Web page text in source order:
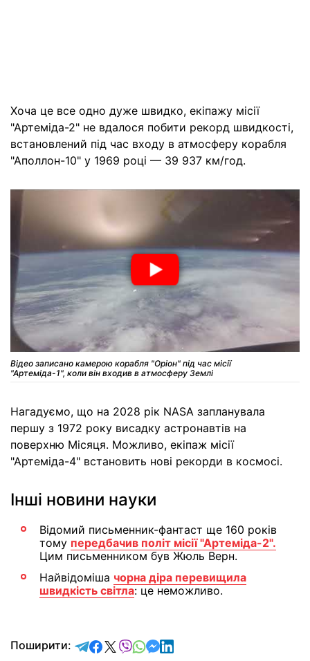
Хоча це все одно дуже швидко, екіпажу місії
"Артеміда-2" не вдалося побити рекорд швидкості,
встановлений під час входу в атмосферу корабля
"Аполлон-10" у 1969 році — 39 937 км/год.
Відео записано камерою корабля "Оріон" під час місії
"Артеміда-1", коли він входив в атмосферу Землі
Нагадуємо, що на 2028 рік NASA запланувала
першу з 1972 року висадку астронавтів на
поверхню Місяця. Можливо, екіпаж місії
"Артеміда-4" встановить нові рекорди в космосі.
Інші новини науки
Відомий письменник-фантаст ще 160 років
тому передбачив політ місії "Артеміда-2".
Цим письменником був Жюль Верн.
Найвідоміша чорна діра перевищила
швидкість світла: це неможливо.
Поширити: відправити у Telegram
поділитись у Facebook
поділитись у X
відправити у Viber
відправити у Whatsapp
відправити у Messenger
відправити у LinkedIn